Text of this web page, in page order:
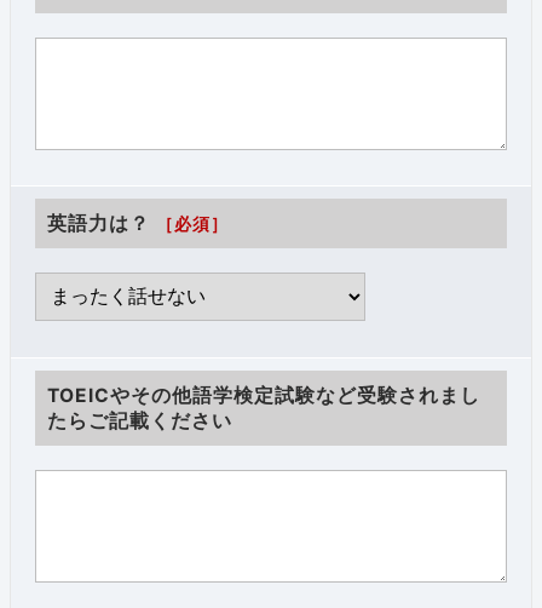
英語力は？ ［必須］
TOEICやその他語学検定試験など受験されまし
たらご記載ください